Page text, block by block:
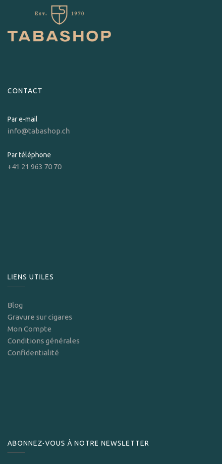
CONTACT
Par e-mail
info@tabashop.ch
Par téléphone
+41 21 963 70 70
LIENS UTILES
Blog
Gravure sur cigares
Mon Compte
Conditions générales
Confidentialité
ABONNEZ-VOUS À NOTRE NEWSLETTER